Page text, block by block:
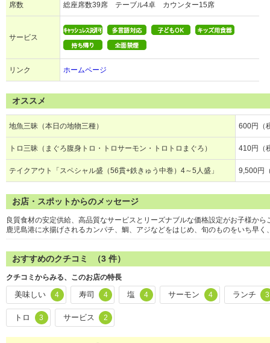
席数 総座席数39席 テーブル4卓 カウンター15席
サービス
リンク ホームページ
オススメ
地魚三昧（本日の地物三種） 600円（
トロ三昧（まぐろ腹身トロ・トロサーモン・トロトロまぐろ） 410円（
テイクアウト「スペシャル盛（56貫+鉄きゅう中巻）4～5人盛」 9,500円
お店・スポットからのメッセージ
良質食材の安定供給、高品質なサービスとリーズナブルな価格設定がお子様か
鹿児島港に水揚げされるカンパチ、鯛、アジなどをはじめ、旬のものをいち早
おすすめのクチコミ （3 件）
クチコミからみる、このお店の特長
美味しい 4 寿司 4 塩 4 サーモン 4 ランチ 3
トロ 3 サービス 2